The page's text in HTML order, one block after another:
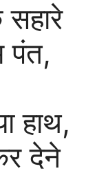
पंत,
हाथ,
देने